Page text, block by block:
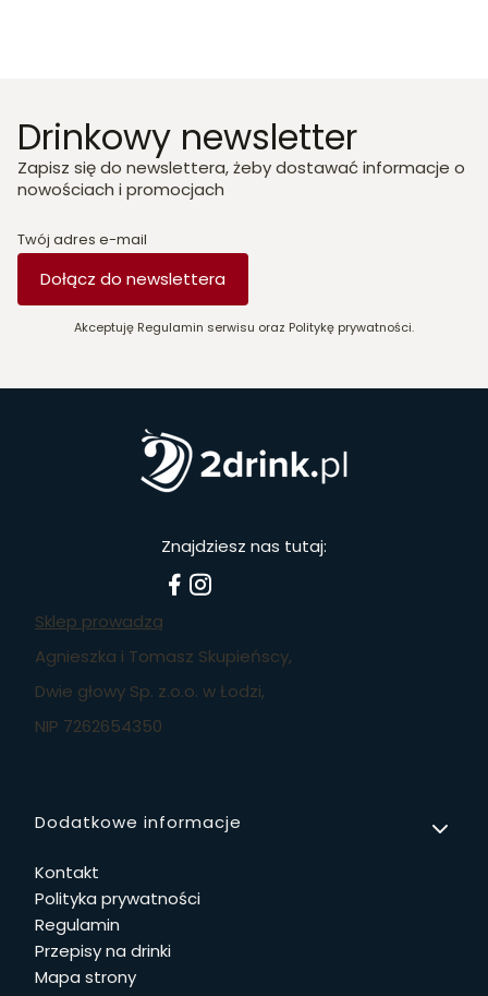
Drinkowy newsletter
Zapisz się do newslettera, żeby dostawać informacje o
nowościach i promocjach
Twój adres e-mail
Dołącz do newslettera
Akceptuję Regulamin serwisu oraz Politykę prywatności.
Znajdziesz nas tutaj:
Sklep prowadzą
Agnieszka i Tomasz Skupieńscy,
Dwie głowy Sp. z.o.o. w Łodzi,
NIP 7262654350
Linki w stopce
Dodatkowe informacje
Kontakt
Polityka prywatności
Regulamin
Przepisy na drinki
Mapa strony